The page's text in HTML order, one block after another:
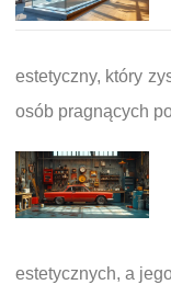
estetyczny, który
osób pragnących
estetycznych, a